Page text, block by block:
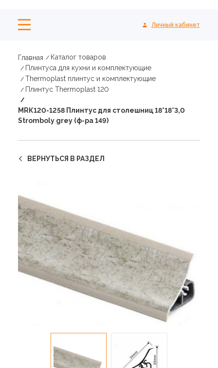
Личный кабинет
Главная
Каталог товаров
Плинтуса для кухни и комплектующие
Thermoplast плинтус и комплектующие
Плинтус Thermoplast 120
МRК120-1258 Плинтус для столешниц 18*18*3,0
Stromboly grey (ф-ра 149)
ВЕРНУТЬСЯ В РАЗДЕЛ